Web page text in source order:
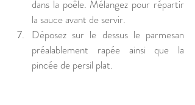
dans la poêle. Mélangez pour répartir
la sauce avant de servir.
Déposez sur le dessus le parmesan
préalablement rapée ainsi que la
pincée de persil plat.